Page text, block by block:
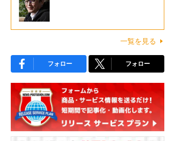
一覧を見る
フォロー フォロー